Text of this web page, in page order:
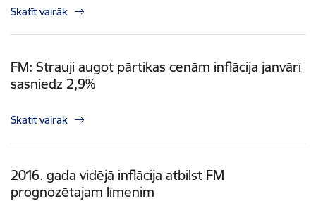
Skatīt vairāk
FM: Strauji augot pārtikas cenām inflācija janvārī
sasniedz 2,9%
Skatīt vairāk
2016. gada vidējā inflācija atbilst FM
prognozētajam līmenim